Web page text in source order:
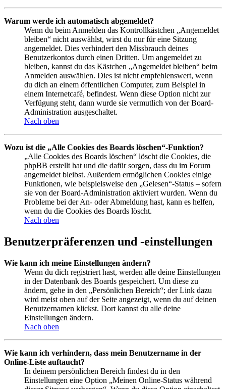
Warum werde ich automatisch abgemeldet?
Wenn du beim Anmelden das Kontrollkästchen „Angemeldet
bleiben“ nicht auswählst, wirst du nur für eine Sitzung
angemeldet. Dies verhindert den Missbrauch deines
Benutzerkontos durch einen Dritten. Um angemeldet zu
bleiben, kannst du das Kästchen „Angemeldet bleiben“ beim
Anmelden auswählen. Dies ist nicht empfehlenswert, wenn
du dich an einem öffentlichen Computer, zum Beispiel in
einem Internetcafé, befindest. Wenn diese Option nicht zur
Verfügung steht, dann wurde sie vermutlich von der Board-
Administration ausgeschaltet.
Nach oben
Wozu ist die „Alle Cookies des Boards löschen“-Funktion?
„Alle Cookies des Boards löschen“ löscht die Cookies, die
phpBB erstellt hat und die dafür sorgen, dass du im Forum
angemeldet bleibst. Außerdem ermöglichen Cookies einige
Funktionen, wie beispielsweise den „Gelesen“-Status – sofern
sie von der Board-Administration aktiviert wurden. Wenn du
Probleme bei der An- oder Abmeldung hast, kann es helfen,
wenn du die Cookies des Boards löscht.
Nach oben
Benutzerpräferenzen und -einstellungen
Wie kann ich meine Einstellungen ändern?
Wenn du dich registriert hast, werden alle deine Einstellungen
in der Datenbank des Boards gespeichert. Um diese zu
ändern, gehe in den „Persönlichen Bereich“; der Link dazu
wird meist oben auf der Seite angezeigt, wenn du auf deinen
Benutzernamen klickst. Dort kannst du alle deine
Einstellungen ändern.
Nach oben
Wie kann ich verhindern, dass mein Benutzername in der
Online-Liste auftaucht?
In deinem persönlichen Bereich findest du in den
Einstellungen eine Option „Meinen Online-Status während